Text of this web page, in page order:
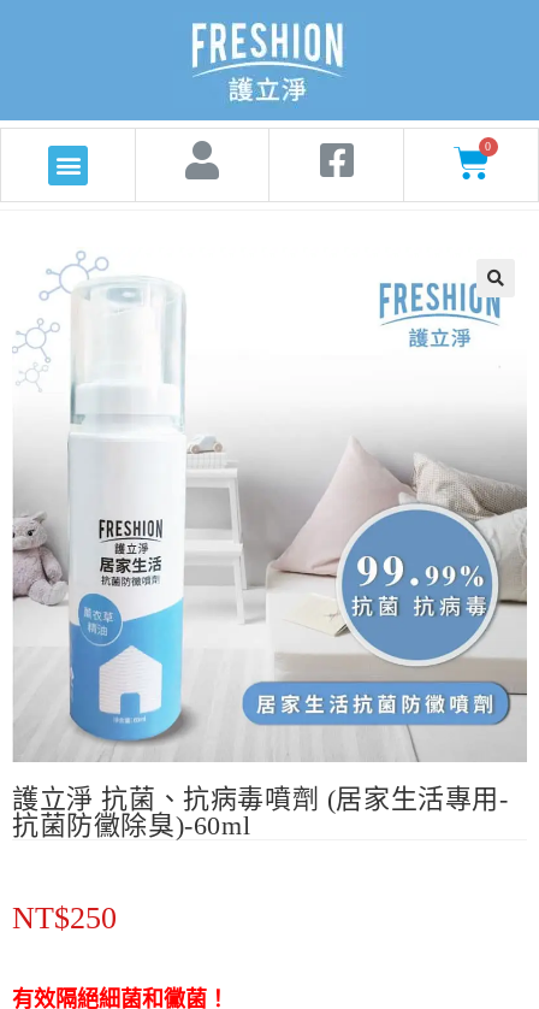
護立淨 抗菌、抗病毒噴劑 (居家生活專用-
抗菌防黴除臭)-60ml
NT$250
有效隔絕細菌和黴菌！